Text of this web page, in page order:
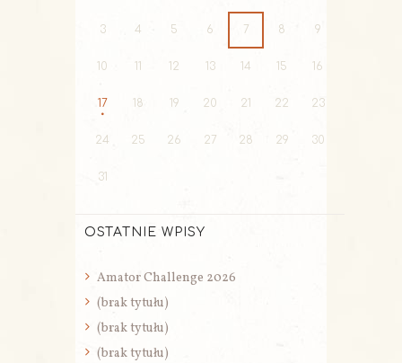
3 4 5 6 7 8 9
10 11 12 13 14 15 16
17 18 19 20 21 22 23
24 25 26 27 28 29 30
31
OSTATNIE WPISY
Amator Challenge 2026
(brak tytułu)
(brak tytułu)
(brak tytułu)